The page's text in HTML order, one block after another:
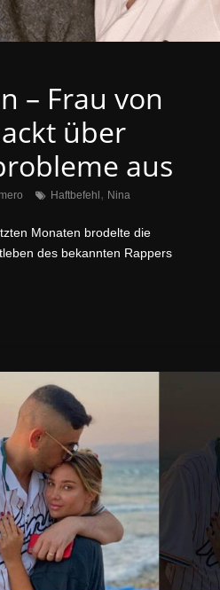
– Frau von
über
aus
Haftbefehl , Nina
Monaten brodelte die
des bekannten Rappers